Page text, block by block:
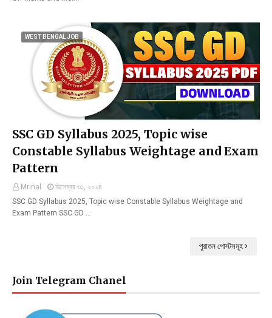
WEST BENGAL JOB
SSC GD Syllabus 2025, Topic wise
Constable Syllabus Weightage and Exam
Pattern
Mrinal
ডিসেম্বর ৩১, ২০২৪
SSC GD Syllabus 2025, Topic wise Constable Syllabus Weightage and
Exam Pattern SSC GD …
পুরাতন পোস্টসমূহ
Join Telegram Chanel